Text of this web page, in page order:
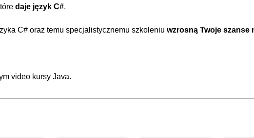
- zadanie
daje język C#.
C# oraz temu specjalistycznemu szkoleniu wzrosną Twoje szanse
video kursy Java.